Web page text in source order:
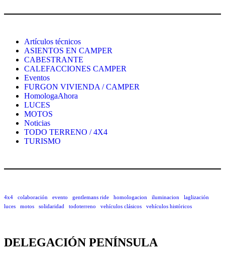
Artículos técnicos
ASIENTOS EN CAMPER
CABESTRANTE
CALEFACCIONES CAMPER
Eventos
FURGON VIVIENDA / CAMPER
HomologaAhora
LUCES
MOTOS
Noticias
TODO TERRENO / 4X4
TURISMO
4x4 colaboración evento gentlemans ride homologacion iluminacion
laglización
luces
motos solidaridad todoterreno vehículos clásicos vehículos históricos
DELEGACIÓN PENÍNSULA